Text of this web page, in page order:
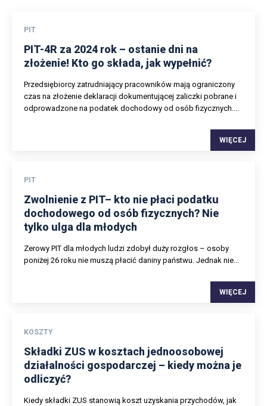
PIT
PIT-4R za 2024 rok – ostanie dni na
złożenie! Kto go składa, jak wypełnić?
Przedsiębiorcy zatrudniający pracowników mają ograniczony
czas na złożenie deklaracji dokumentującej zaliczki pobrane i
odprowadzone na podatek dochodowy od osób fizycznych....
WIĘCEJ
PIT
Zwolnienie z PIT– kto nie płaci podatku
dochodowego od osób fizycznych? Nie
tylko ulga dla młodych
Zerowy PIT dla młodych ludzi zdobył duży rozgłos – osoby
poniżej 26 roku nie muszą płacić daniny państwu. Jednak nie...
WIĘCEJ
KOSZTY
Składki ZUS w kosztach jednoosobowej
działalności gospodarczej – kiedy można je
odliczyć?
Kiedy składki ZUS stanowią koszt uzyskania przychodów, jak